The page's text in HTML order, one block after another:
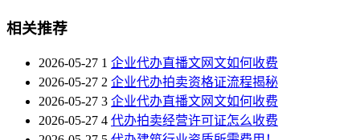
相关推荐
2026-05-27 1 企业代办直播文网文如何收费
2026-05-27 2 企业代办拍卖资格证流程揭秘
2026-05-27 3 企业代办直播文网文如何收费
2026-05-27 4 代办拍卖经营许可证怎么收费